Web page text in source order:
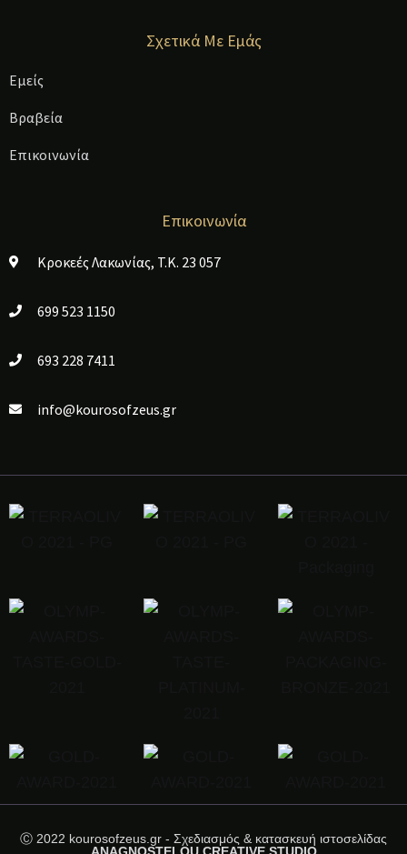
Σχετικά Με Εμάς
Εμείς
Βραβεία
Επικοινωνία
Επικοινωνία
Κροκεές Λακωνίας, T.K. 23 057
699 523 1150
693 228 7411
info@kourosofzeus.gr
Ⓒ 2022 kourosofzeus.gr - Σχεδιασμός & κατασκευή ιστοσελίδας